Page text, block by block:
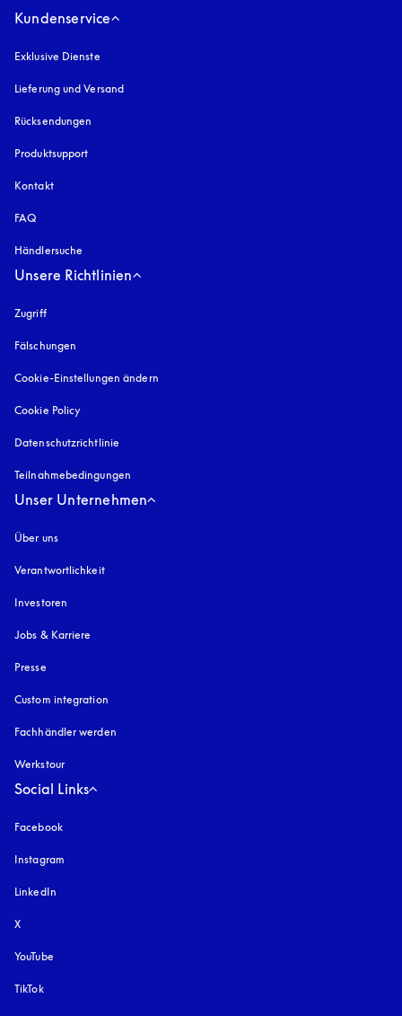
Kundenservice
Exklusive Dienste
Lieferung und Versand
Rücksendungen
Produktsupport
Kontakt
FAQ
Händlersuche
Unsere Richtlinien
Zugrifföffnet sich in einem neuen Tab
Fälschungen
Cookie-Einstellungen ändern
Cookie Policy
Datenschutzrichtlinie
Teilnahmebedingungen
Unser Unternehmen
Über uns
Verantwortlichkeit
Investoren
Jobs & Karriere
Presse
Custom integration
Fachhändler werden
Werkstour
Social Links
Facebook
Instagram
LinkedIn
X
YouTube
TikTok